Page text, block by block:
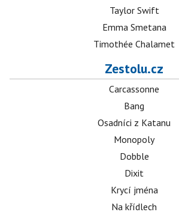
Taylor Swift
Emma Smetana
Timothée Chalamet
Zestolu.cz
Carcassonne
Bang
Osadníci z Katanu
Monopoly
Dobble
Dixit
Krycí jména
Na křídlech